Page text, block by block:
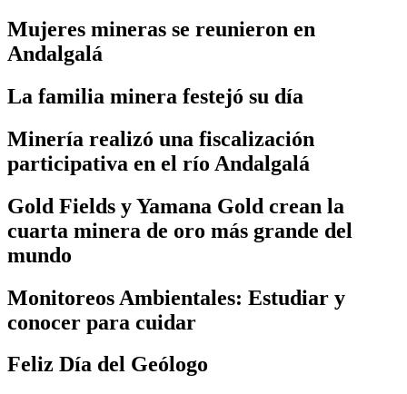
Mujeres mineras se reunieron en
Andalgalá
La familia minera festejó su día
Minería realizó una fiscalización
participativa en el río Andalgalá
Gold Fields y Yamana Gold crean la
cuarta minera de oro más grande del
mundo
Monitoreos Ambientales: Estudiar y
conocer para cuidar
Feliz Día del Geólogo